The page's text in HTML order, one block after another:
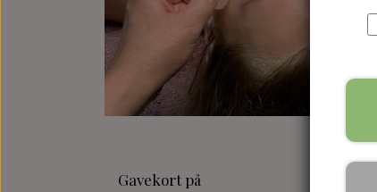
Gavekort på